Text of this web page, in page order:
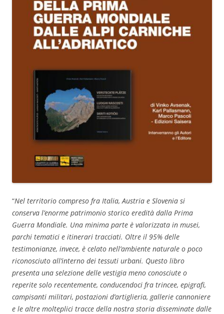
“Nel territorio compreso fra Italia, Austria e Slovenia si
conserva l’enorme patrimonio storico eredità dalla Prima
Guerra Mondiale. Una minima parte è valorizzata in musei,
parchi tematici e itinerari tracciati. Oltre il 95% delle
testimonianze, invece, è celato nell’ambiente naturale o poco
riconosciuto all’interno dei tessuti urbani. Questo libro
presenta una selezione delle vestigia meno conosciute o
reperite solo recentemente, conducendoci fra trincee, epigrafi,
campisanti militari, postazioni d’artiglieria, gallerie cannoniere
e le altre molteplici tracce della nostra storia disseminate dalle